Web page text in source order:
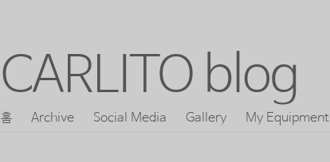
CARLITO blog
콘
홈 Archive Social Media Gallery My Equipment